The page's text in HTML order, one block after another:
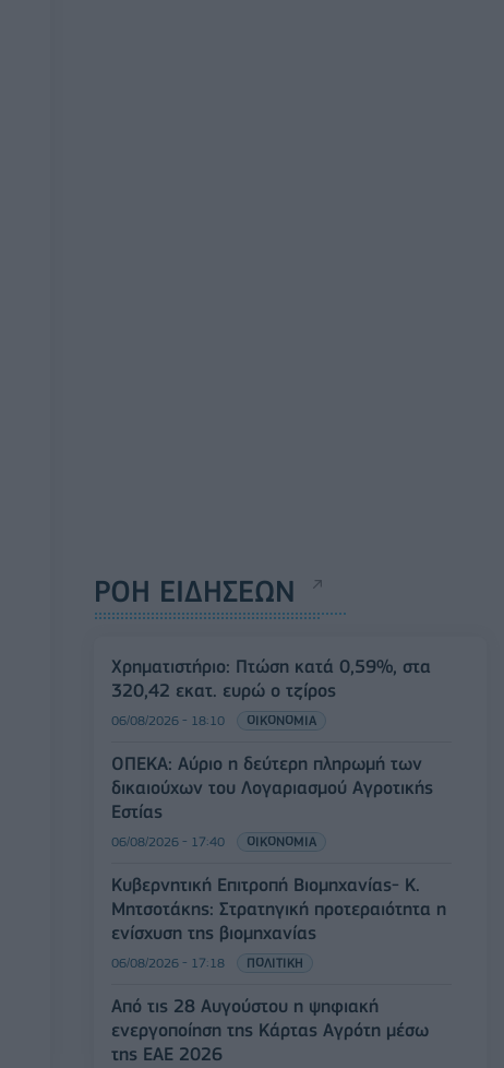
ΡΟΗ ΕΙΔΗΣΕΩΝ
Χρηματιστήριο: Πτώση κατά 0,59%, στα
320,42 εκατ. ευρώ ο τζίρος
06/08/2026 - 18:10 ΟΙΚΟΝΟΜΙΑ
ΟΠΕΚΑ: Αύριο η δεύτερη πληρωμή των
δικαιούχων του Λογαριασμού Αγροτικής
Εστίας
06/08/2026 - 17:40 ΟΙΚΟΝΟΜΙΑ
Κυβερνητική Επιτροπή Βιομηχανίας- Κ.
Μητσοτάκης: Στρατηγική προτεραιότητα η
ενίσχυση της βιομηχανίας
06/08/2026 - 17:18 ΠΟΛΙΤΙΚΗ
Από τις 28 Αυγούστου η ψηφιακή
ενεργοποίηση της Κάρτας Αγρότη μέσω
της ΕΑΕ 2026